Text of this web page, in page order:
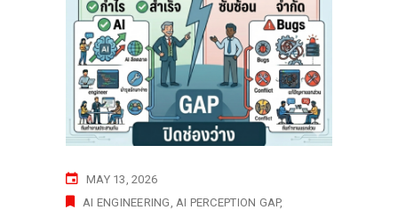
MAY 13, 2026
AI ENGINEERING AI PERCEPTION GAP